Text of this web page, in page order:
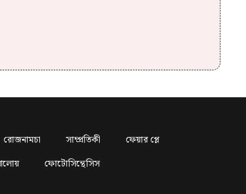
রোজনামচা সাম্প্রতিকী
ফেয়ার প্লে
ফোটোসিন্থেসিস